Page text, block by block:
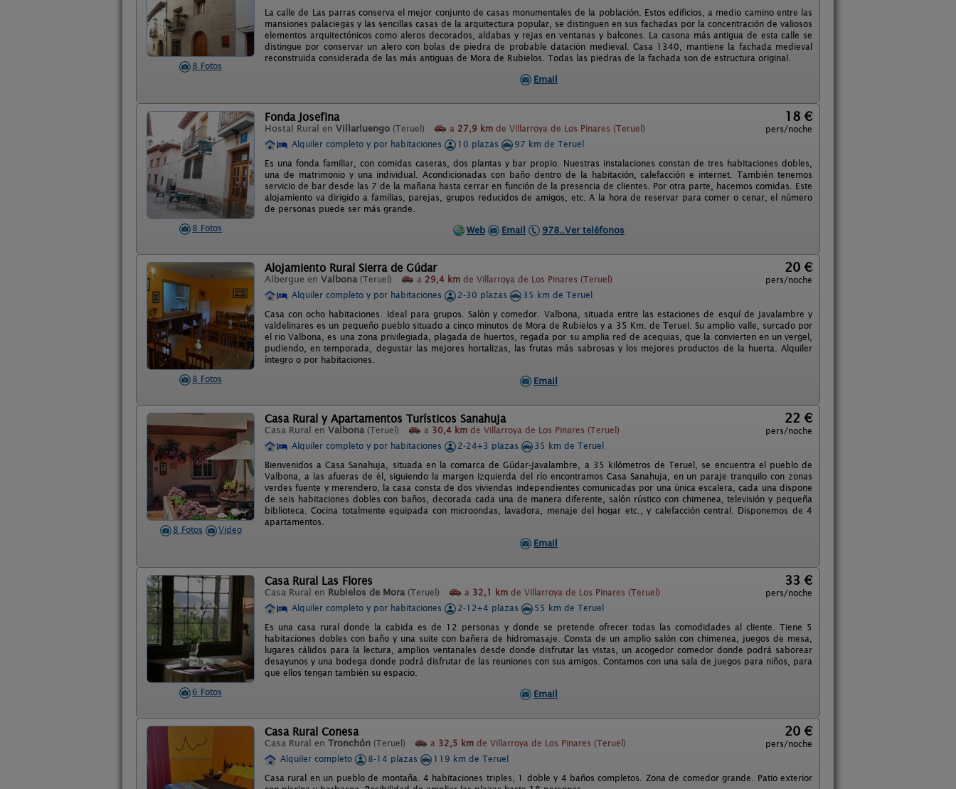
8 Fotos
La calle de Las parras conserva el mejor conjunto de casas monumentales de la población. Estos edificios, a medio camino entre las
mansiones palaciegas y las sencillas casas de la arquitectura popular, se distinguen en sus fachadas por la concentración de valiosos
elementos arquitectónicos como aleros decorados, aldabas y rejas en ventanas y balcones. La casona más antigua de esta calle se
distingue por conservar un alero con bolas de piedra de probable datación medieval. Casa 1340, mantiene la fachada medieval
reconstruida considerada de las más antiguas de Mora de Rubielos. Todas las piedras de la fachada son de estructura original.
Email
8 Fotos
Fonda Josefina
Hostal Rural en Villarluengo (Teruel) a 27,9 km de Villarroya de Los Pinares (Teruel)
18 €
pers/noche
Alquiler completo y por habitaciones
10 plazas
97 km de Teruel
Es una fonda familiar, con comidas caseras, dos plantas y bar propio. Nuestras instalaciones constan de tres habitaciones dobles,
una de matrimonio y una individual. Acondicionadas con baño dentro de la habitación, calefacción e internet. También tenemos
servicio de bar desde las 7 de la mañana hasta cerrar en función de la presencia de clientes. Por otra parte, hacemos comidas. Este
alojamiento va dirigido a familias, parejas, grupos reducidos de amigos, etc. A la hora de reservar para comer o cenar, el número
de personas puede ser más grande.
Web
Email 978..Ver teléfonos
8 Fotos
Alojamiento Rural Sierra de Gúdar
Albergue en Valbona (Teruel) a 29,4 km de Villarroya de Los Pinares (Teruel)
20 €
pers/noche
Alquiler completo y por habitaciones
2-30 plazas
35 km de Teruel
Casa con ocho habitaciones. Ideal para grupos. Salón y comedor. Valbona, situada entre las estaciones de esquí de Javalambre y
valdelinares es un pequeño pueblo situado a cinco minutos de Mora de Rubielos y a 35 Km. de Teruel. Su amplio valle, surcado por
el rio Valbona, es una zona privilegiada, plagada de huertos, regada por su amplia red de acequias, que la convierten en un vergel,
pudiendo, en temporada, degustar las mejores hortalizas, las frutas más sabrosas y los mejores productos de la huerta. Alquiler
íntegro o por habitaciones.
Email
8 Fotos Video
Casa Rural y Apartamentos Turísticos Sanahuja
Casa Rural en Valbona (Teruel) a 30,4 km de Villarroya de Los Pinares (Teruel)
22 €
pers/noche
Alquiler completo y por habitaciones
2-24+3 plazas
35 km de Teruel
Bienvenidos a Casa Sanahuja, situada en la comarca de Gúdar-Javalambre, a 35 kilómetros de Teruel, se encuentra el pueblo de
Valbona, a las afueras de él, siguiendo la margen izquierda del río encontramos Casa Sanahuja, en un paraje tranquilo con zonas
verdes fuente y merendero, la casa consta de dos viviendas independientes comunicadas por una única escalera, cada una dispone
de seis habitaciones dobles con baños, decorada cada una de manera diferente, salón rústico con chimenea, televisión y pequeña
biblioteca. Cocina totalmente equipada con microondas, lavadora, menaje del hogar etc., y calefacción central. Disponemos de 4
apartamentos.
Email
6 Fotos
Casa Rural Las Flores
Casa Rural en Rubielos de Mora (Teruel) a 32,1 km de Villarroya de Los Pinares (Teruel)
33 €
pers/noche
Alquiler completo y por habitaciones
2-12+4 plazas
55 km de Teruel
Es una casa rural donde la cabida es de 12 personas y donde se pretende ofrecer todas las comodidades al cliente. Tiene 5
habitaciones dobles con baño y una suite con bañera de hidromasaje. Consta de un amplio salón con chimenea, juegos de mesa,
lugares cálidos para la lectura, amplios ventanales desde donde disfrutar las vistas, un acogedor comedor donde podrá saborear
desayunos y una bodega donde podrá disfrutar de las reuniones con sus amigos. Contamos con una sala de juegos para niños, para
que ellos tengan también su espacio.
Email
Casa Rural Conesa
Casa Rural en Tronchón (Teruel) a 32,5 km de Villarroya de Los Pinares (Teruel)
20 €
pers/noche
Alquiler completo
8-14 plazas
119 km de Teruel
Casa rural en un pueblo de montaña. 4 habitaciones triples, 1 doble y 4 baños completos. Zona de comedor grande. Patio exterior